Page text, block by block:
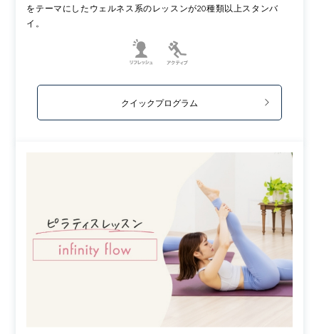
をテーマにしたウェルネス系のレッスンが20種類以上スタンバ
イ。
クイックプログラム